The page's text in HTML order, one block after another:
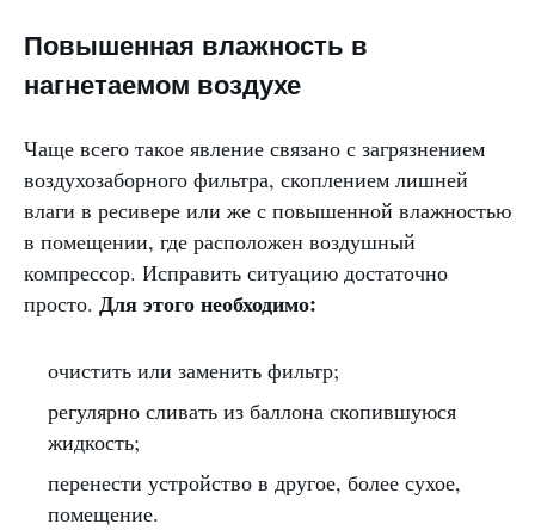
Повышенная влажность в
нагнетаемом воздухе
Чаще всего такое явление связано с загрязнением
воздухозаборного фильтра, скоплением лишней
влаги в ресивере или же с повышенной влажностью
в помещении, где расположен воздушный
компрессор. Исправить ситуацию достаточно
просто. Для этого необходимо:
очистить или заменить фильтр;
регулярно сливать из баллона скопившуюся
жидкость;
перенести устройство в другое, более сухое,
помещение.